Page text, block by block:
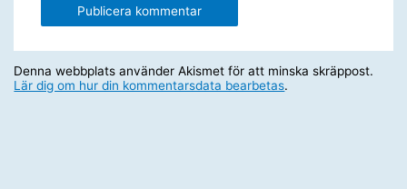
Denna webbplats använder Akismet för att minska skräppost.
Lär dig om hur din kommentarsdata bearbetas.